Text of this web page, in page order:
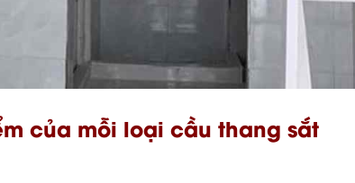
của mỗi loại cầu thang sắt